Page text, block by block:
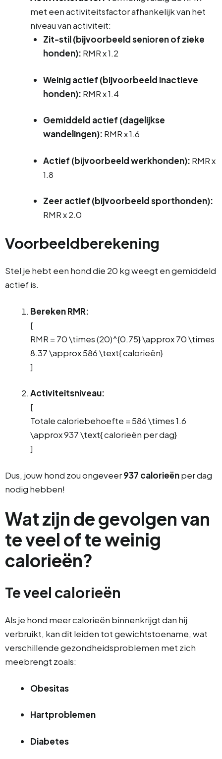
met een activiteitsfactor afhankelijk van het
niveau van activiteit:
Zit-stil (bijvoorbeeld senioren of zieke
honden): RMR x 1.2
Weinig actief (bijvoorbeeld inactieve
honden): RMR x 1.4
Gemiddeld actief (dagelijkse
wandelingen): RMR x 1.6
Actief (bijvoorbeeld werkhonden): RMR x
1.8
Zeer actief (bijvoorbeeld sporthonden):
RMR x 2.0
Voorbeeldberekening
Stel je hebt een hond die 20 kg weegt en gemiddeld
actief is.
Bereken RMR:
[
RMR = 70 \times (20)^{0.75} \approx 70 \times
8.37 \approx 586 \text{ calorieën}
]
Activiteitsniveau:
[
Totale caloriebehoefte = 586 \times 1.6
\approx 937 \text{ calorieën per dag}
]
Dus, jouw hond zou ongeveer937 calorieënper dag
nodig hebben!
Wat zijn de gevolgen van
te veel of te weinig
calorieën?
Te veel calorieën
Als je hond meer calorieën binnenkrijgt dan hij
verbruikt, kan dit leiden tot gewichtstoename, wat
verschillende gezondheidsproblemen met zich
meebrengt zoals:
Obesitas
Hartproblemen
Diabetes